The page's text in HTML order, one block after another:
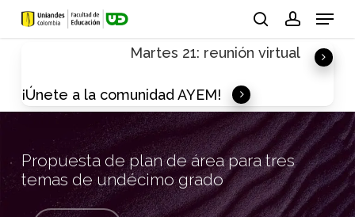
Skip
Menu
Martes 21: reunión virtual
¡Únete a la comunidad AYEM!
Propuesta de plan de área para tres
temas de undécimo grado